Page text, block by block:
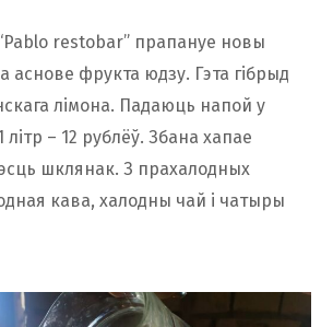
restobar” прапануе новы
аснове фрукта юдзу. Гэта гібрыд
лімона. Падаюць напой у
– 12 рублёў. Збана хапае
шклянак. З прахалодных
кава, халодны чай і чатыры